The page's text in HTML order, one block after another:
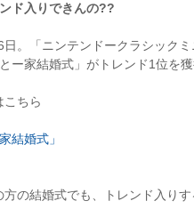
ド入りできんの??
。「ニンテンドークラシック
ー家結婚式」がトレンド1位を
こちら
結婚式」
方の結婚式でも、トレンド入りす